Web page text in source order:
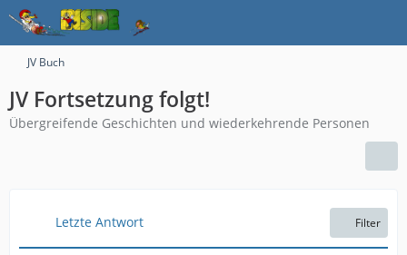
JV Buch
JV Fortsetzung folgt!
Übergreifende Geschichten und wiederkehrende Personen
Letzte Antwort Filter